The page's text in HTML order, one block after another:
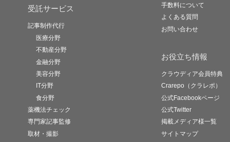
受託サービス
記事制作代行
医療分野
不動産分野
金融分野
美容分野
IT分野
食分野
薬機法チェック
専門家記事監修
取材・撮影
手数料について
よくある質問
お問い合わせ
お役立ち情報
クラウディア会員特典
Crarepo（クラレポ）
公式Facebookページ
公式Twitter
掲載メディア様一覧
サイトマップ